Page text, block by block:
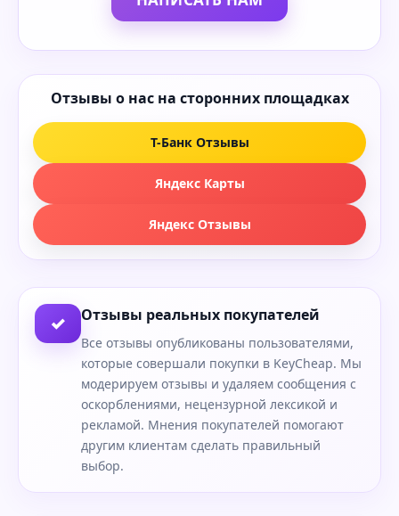
Отзывы о нас на сторонних площадках
Т-Банк Отзывы
Яндекс Карты
Яндекс Отзывы
✓ Отзывы реальных покупателей
Все отзывы опубликованы пользователями,
которые совершали покупки в KeyCheap. Мы
модерируем отзывы и удаляем сообщения с
оскорблениями, нецензурной лексикой и
рекламой. Мнения покупателей помогают
другим клиентам сделать правильный
выбор.